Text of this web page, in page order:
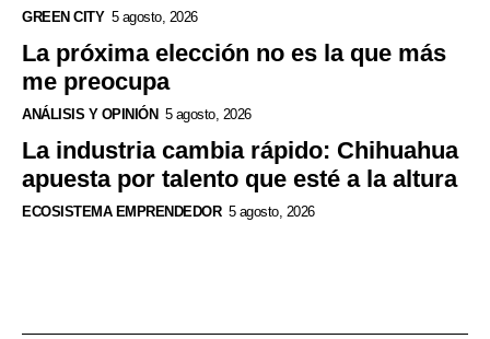
GREEN CITY 5 agosto, 2026
La próxima elección no es la que más
me preocupa
ANÁLISIS Y OPINIÓN 5 agosto, 2026
La industria cambia rápido: Chihuahua
apuesta por talento que esté a la altura
ECOSISTEMA EMPRENDEDOR 5 agosto, 2026